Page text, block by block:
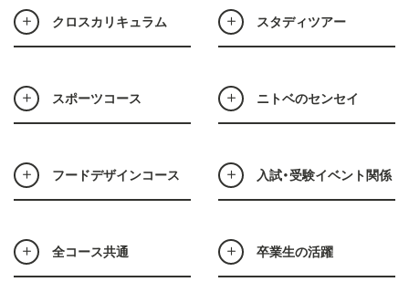
クロスカリキュラム スタディツアー
スポーツコース ニトベのセンセイ
フードデザインコース 入試・受験イベント関係
全コース共通 卒業生の活躍